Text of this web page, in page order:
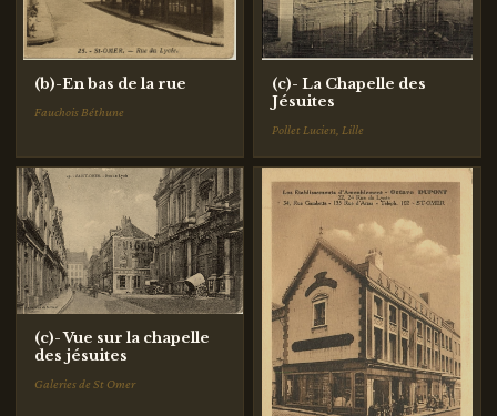
(b)-En bas de la rue
Fauchois Béthune
(c)- La Chapelle des
Jésuites
Pollet Lucien, Lille
(c)- Vue sur la chapelle
des jésuites
Galeries de St Omer